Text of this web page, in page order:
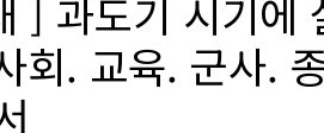
] 과도기 시기에
회. 교육. 군사.